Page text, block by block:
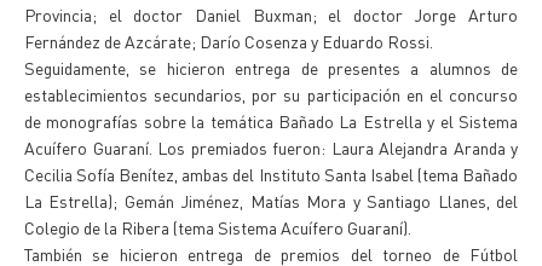
Provincia; el doctor Daniel Buxman; el doctor Jorge Arturo
Fernández de Azcárate; Darío Cosenza y Eduardo Rossi.
Seguidamente, se hicieron entrega de presentes a alumnos de
establecimientos secundarios, por su participación en el concurso
de monografías sobre la temática Bañado La Estrella y el Sistema
Acuífero Guaraní. Los premiados fueron: Laura Alejandra Aranda y
Cecilia Sofía Benítez, ambas del Instituto Santa Isabel (tema Bañado
La Estrella); Gemán Jiménez, Matías Mora y Santiago Llanes, del
Colegio de la Ribera (tema Sistema Acuífero Guaraní).
También se hicieron entrega de premios del torneo de Fútbol